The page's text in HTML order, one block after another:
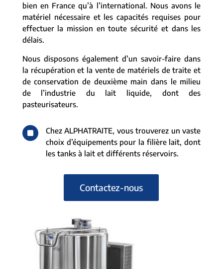
bien en France qu’à l’international. Nous avons le
matériel nécessaire et les capacités requises pour
effectuer la mission en toute sécurité et dans les
délais.
Nous disposons également d’un savoir-faire dans
la récupération et la vente de matériels de traite et
de conservation de deuxième main dans le milieu
de l’industrie du lait liquide, dont des
pasteurisateurs.
^
Chez ALPHATRAITE, vous trouverez un vaste
choix d’équipements pour la filière lait, dont
les tanks à lait et différents réservoirs.
Contactez-nous